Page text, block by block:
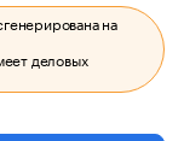
на
деловых